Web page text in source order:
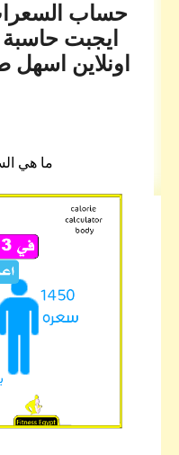
حساب
ايجبت
اونلاين
ما هي